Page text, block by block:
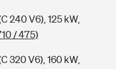
240 V6), 125 kW,
/ 475)
320 V6), 160 kW,